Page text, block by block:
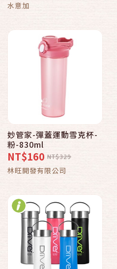
水意加
妙管家-彈蓋運動雪克杯-
粉-830ml
NT$160 NT$329
林旺開發有限公司